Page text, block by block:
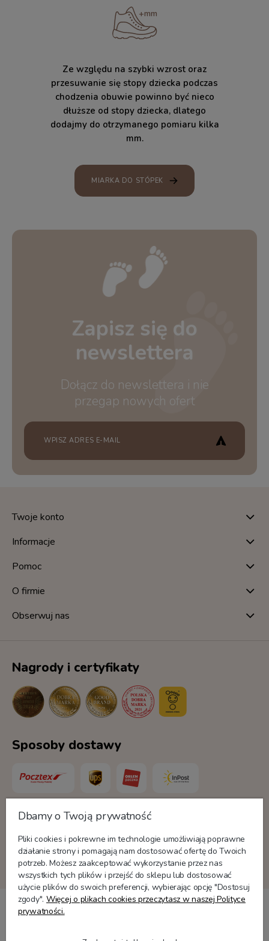
Ze względu na szybki wzrost oraz
przesuwanie się stopy dziecka podczas
chodzenia obuwie powinno być nieco
dłuższe od stopy dziecka, dlatego
dodajmy do otrzymanego pomiaru kilka
mm.
MIARKA DO STÓPEK
Zapisz się do
newslettera
Dołącz do newslettera i nie
przegap nowych ofert
Twoje konto
Informacje
Pomoc
O firmie
Obserwuj nas
Nagrody i certyfikaty
Sposoby dostawy
Formy płatności
Dbamy o Twoją prywatność
Pliki cookies i pokrewne im technologie umożliwiają poprawne
działanie strony i pomagają nam dostosować ofertę do Twoich
potrzeb. Możesz zaakceptować wykorzystanie przez nas
wszystkich tych plików i przejść do sklepu lub dostosować
użycie plików do swoich preferencji, wybierając opcję "Dostosuj
zgody". Więcej o plikach cookies przeczytasz w naszej Polityce
prywatności.